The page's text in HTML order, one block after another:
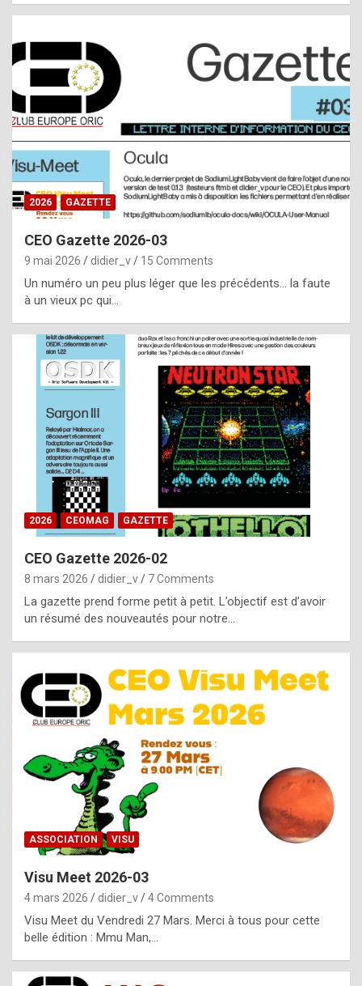
t
s
t
a
s
i
e
f
o
m
m
a
y
b
e
b
y
g
e
n
u
i
n
e
R
o
p
l
c
2026 GAZETTE
CEO Gazette 2026-03
9 mai 2026 didier_v 15 Comments
Un numéro un peu plus léger que les précédents… la faute
à un vieux pc qui…
2026 CEOMAG GAZETTE
CEO Gazette 2026-02
8 mars 2026 didier_v 7 Comments
La gazette prend forme petit à petit. L’objectif est d’avoir
un résumé des nouveautés pour notre…
ASSOCIATION VISU
Visu Meet 2026-03
4 mars 2026 didier_v 4 Comments
Visu Meet du Vendredi 27 Mars. Merci à tous pour cette
belle édition : Mmu Man,…